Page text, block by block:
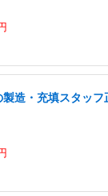
製造・充填スタッ